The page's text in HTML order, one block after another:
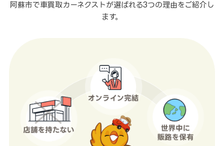
阿蘇市で車買取カーネクストが選ばれる3つの理由をご紹介し
ます。